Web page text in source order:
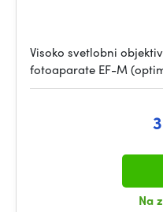
Visoko svetlobni
fotoaparate EF-M
Na